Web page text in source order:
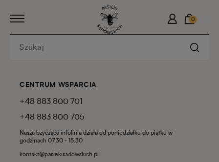
0
CENTRUM WSPARCIA
+48 883 800 701
+48 883 800 705
Nasza bzycząca infolinia działa od poniedziałku do piątku w
godzinach 07.30 - 15.30
kontakt@pasiekisadowskich.pl